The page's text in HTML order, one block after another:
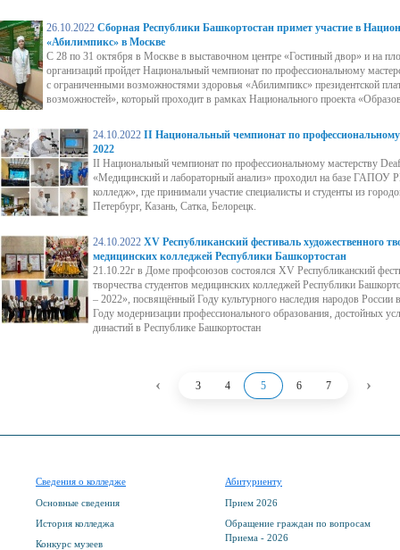
26.10.2022 Сборная Республики Башкортостан примет участие в
«Абилимпикс» в Москве
С 28 по 31 октября в Москве в выставочном центре «Гостиный двор» и на
организаций пройдет Национальный чемпионат по профессиональному
с ограниченными возможностями здоровья «Абилимпикс» президентской
возможностей», который проходит в рамках Национального проекта
24.10.2022 II Национальный чемпионат по профессиональному
2022
II Национальный чемпионат по профессиональному мастерству
«Медицинский и лабораторный анализ» проходил на базе ГАПОУ
колледж», где принимали участие специалисты и студенты из
Петербург, Казань, Сатка, Белорецк.
24.10.2022 XV Республиканский фестиваль художественного
медицинских колледжей Республики Башкортостан
21.10.22г в Доме профсоюзов состоялся XV Республиканский
творчества студентов медицинских колледжей Республики
– 2022», посвящённый Году культурного наследия народов России
Году модернизации профессионального образования, достойных
династий в Республике Башкортостан
‹ 3 4 5 6 7 ›
Сведения о колледже
Основные сведения
История колледжа
Конкурс музеев
Абитуриенту
Прием 2026
Обращение граждан по вопросам
Приема - 2026